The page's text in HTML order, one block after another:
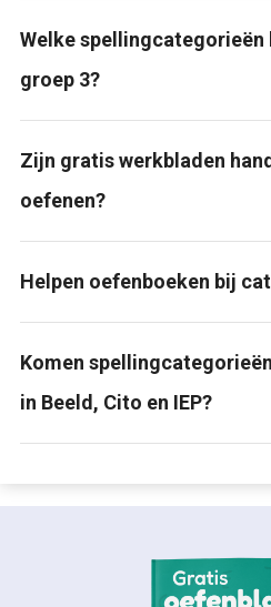
Welke spellingcategorieën
groep 3?
Zijn gratis werkbladen
oefenen?
Helpen oefenboeken bij
Komen
in Beeld, Cito en IEP?